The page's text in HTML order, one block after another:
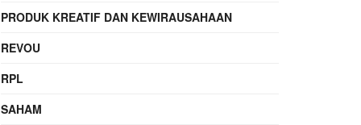
PRODUK KREATIF DAN KEWIRAUSAHAAN
REVOU
RPL
SAHAM